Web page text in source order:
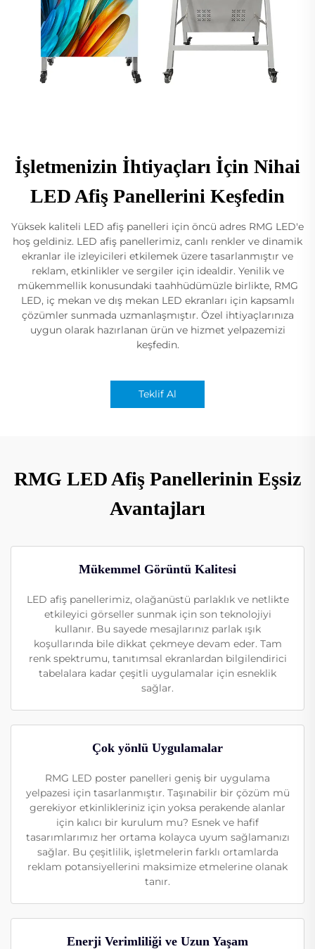
İşletmenizin İhtiyaçları İçin Nihai
LED Afiş Panellerini Keşfedin
Yüksek kaliteli LED afiş panelleri için öncü adres RMG LED'e
hoş geldiniz. LED afiş panellerimiz, canlı renkler ve dinamik
ekranlar ile izleyicileri etkilemek üzere tasarlanmıştır ve
reklam, etkinlikler ve sergiler için idealdir. Yenilik ve
mükemmellik konusundaki taahhüdümüzle birlikte, RMG
LED, iç mekan ve dış mekan LED ekranları için kapsamlı
çözümler sunmada uzmanlaşmıştır. Özel ihtiyaçlarınıza
uygun olarak hazırlanan ürün ve hizmet yelpazemizi
keşfedin.
Teklif Al
RMG LED Afiş Panellerinin Eşsiz
Avantajları
Mükemmel Görüntü Kalitesi
LED afiş panellerimiz, olağanüstü parlaklık ve netlikte
etkileyici görseller sunmak için son teknolojiyi
kullanır. Bu sayede mesajlarınız parlak ışık
koşullarında bile dikkat çekmeye devam eder. Tam
renk spektrumu, tanıtımsal ekranlardan bilgilendirici
tabelalara kadar çeşitli uygulamalar için esneklik
sağlar.
Çok yönlü Uygulamalar
RMG LED poster panelleri geniş bir uygulama
yelpazesi için tasarlanmıştır. Taşınabilir bir çözüm mü
gerekiyor etkinlikleriniz için yoksa perakende alanlar
için kalıcı bir kurulum mu? Esnek ve hafif
tasarımlarımız her ortama kolayca uyum sağlamanızı
sağlar. Bu çeşitlilik, işletmelerin farklı ortamlarda
reklam potansiyellerini maksimize etmelerine olanak
tanır.
Enerji Verimliliği ve Uzun Yaşam